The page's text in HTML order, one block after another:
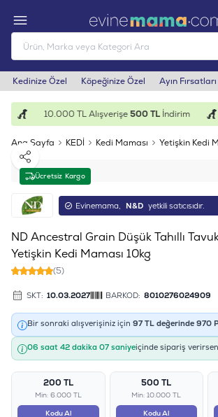
Kedinize Özel Köpeğinize Özel Ayın Fırsatları
10.000 TL Alışverişe500 TLİndirim
Ana Sayfa KEDİ Kedi Maması Yetişkin Kedi
Ücretsiz Kargo
Paylaş
Evinemama, N&D yetkili satıcısıdır.
ND Ancestral Grain Düşük Tahıllı
Yetişkin Kedi Maması 10kg
(5)
SKT: 10.03.2027 BARKOD: 8010276024909
Bir sonraki alışverişiniz için 97TL değerinde 970
06 saat 42 dakika 07 saniyeiçinde sipariş
200 TL
Min: 6.000 TL
Kodu Al
500 TL
Min: 10.000 TL
Kodu Al